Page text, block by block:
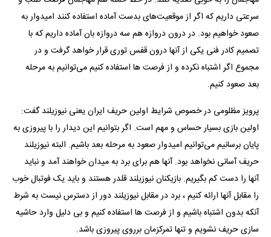
سرعتی داریم که اگر از موقعیت‌های بدست آماده استفاده کنند امیدوار به
صعود خواهیم بود. در درون دروازه هم سه دروازه بان آماده داریم که با
تصمیم کادر فنی یکی از آنها درون قفس توری قرار خواهد گرفت و در
مجموع اگر اشتباه نکرده و از فرصت ها استفاده کنیم می‌توانیم به مرحله
بعد صعود کنیم.
پرویز مظلومی در خصوص شرایط اولین حریف ایران یعنی نیوزیلند گفت:
اولین بازی بسیار حساس و مهم است. اگر بتوانیم این دیدار را با پیروزی به
پایان برسانیم می‌توانیم امیدوار صعود به مرحله بعد باشیم. البته‌ نیوزیلند
حریف آسانی نخواهد بود. آنها هم برای برد به میدان خواهند آمد و نباید
آنها را دست کم بگیریم. بازیکنان نیوزیلند قلدر هستند و باید یک فوتبال خوب
را مقابل آنها ارائه کنیم ، برد در مقابل نیوزیلند دور از دسترس نیست به شرط
آنکه بدون اشتباه باشیم و از فرصت ها استفاده کنیم و بی دلیل وارد حاشیه
سازی حریف نشویم و تنها تمرکزمان برروی پیروزی باشد.